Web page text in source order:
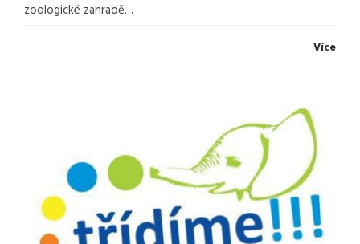
zoologické zahradě…
Více